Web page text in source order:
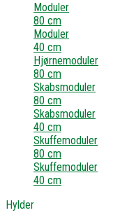
Moduler
80 cm
Moduler
40 cm
Hjørnemoduler
80 cm
Skabsmoduler
80 cm
Skabsmoduler
40 cm
Skuffemoduler
80 cm
Skuffemoduler
40 cm
Hylder